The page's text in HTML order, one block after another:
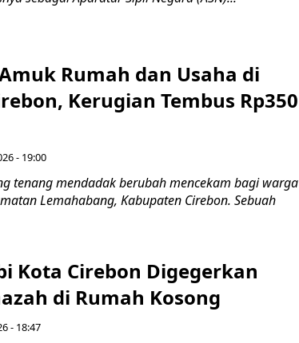
Rumah dan Usaha di
Kerugian Tembus Rp350
- 19:00
tenang mendadak berubah mencekam bagi warga
Lemahabang, Kabupaten Cirebon. Sebuah
Kota Cirebon Digegerkan
di Rumah Kosong
- 18:47